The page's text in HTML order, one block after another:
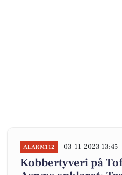
ALARM112 03-11-2023 13:45
Kobbertyveri på